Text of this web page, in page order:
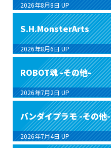
2026年8月8日 UP
S.H.MonsterArts
2026年8月6日 UP
ROBOT魂 -その他-
2026年7月2日 UP
バンダイプラモ -その他-
2026年7月4日 UP